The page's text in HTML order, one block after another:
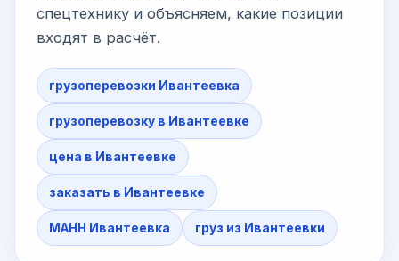
спецтехнику и объясняем, какие позиции
входят в расчёт.
грузоперевозки Ивантеевка
грузоперевозку в Ивантеевке
цена в Ивантеевке
заказать в Ивантеевке
МАНН Ивантеевка груз из Ивантеевки